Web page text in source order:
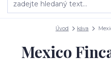
Úvod káva
Mexico